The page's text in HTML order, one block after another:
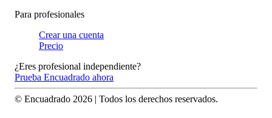
Para profesionales
Crear una cuenta
Precio
¿Eres profesional independiente?
Prueba Encuadrado ahora
© Encuadrado 2026 | Todos los derechos reservados.